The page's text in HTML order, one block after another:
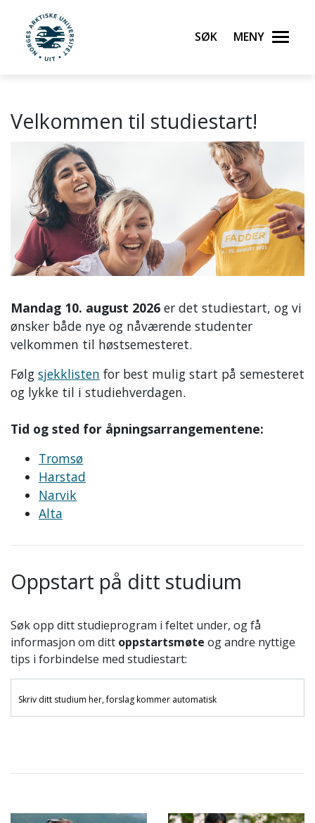
Gå til hovedinnhold
UiT Norges arktiske universitet
Søk Meny
Velkommen til studiestart!
Mandag 10. august 2026 er det studiestart, og vi
ønsker både nye og nåværende studenter
velkommen til høstsemesteret.
Følg sjekklisten for best mulig start på semesteret
og lykke til i studiehverdagen.
Tid og sted for åpningsarrangementene:
Tromsø
Harstad
Narvik
Alta
Oppstart på ditt studium
Søk opp ditt studieprogram i feltet under, og få
informasjon om ditt oppstartsmøte og andre nyttige
tips i forbindelse med studiestart: